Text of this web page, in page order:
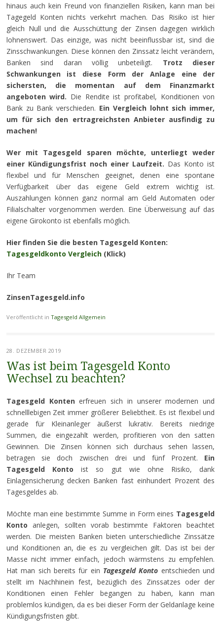
hinaus auch kein Freund von finanziellen Risiken, kann man bei
Tagegeld Konten nichts verkehrt machen. Das Risiko ist hier
gleich Null und die Ausschüttung der Zinsen dagegen wirklich
lohnenswert. Das einzige, was nicht beeinflussbar ist, sind die
Zinsschwankungen. Diese können den Zinssatz leicht verändern,
Banken sind daran völlig unbeteiligt. Trotz dieser
Schwankungen ist diese Form der Anlage eine der
sichersten, die momentan auf dem Finanzmarkt
angeboten wird. Die Rendite ist profitabel, Konditionen von
Bank zu Bank verschieden. Ein Vergleich lohnt sich immer,
um für sich den ertragreichsten Anbieter ausfindig zu
machen!
Wer mit Tagesgeld sparen möchte, unterliegt weder
einer Kündigungsfrist noch einer Laufzeit. Das Konto ist
flexibel und für Menschen geeignet, denen eine spontane
Verfügbarkeit über das eigene Geld extrem wichtig ist.
Auszahlungen können ganz normal am Geld Automaten oder
Filialschalter vorgenommen werden. Eine Überweisung auf das
eigene Girokonto ist ebenfalls möglich.
Hier finden Sie die besten Tagesgeld Konten:
Tagesgeldkonto Vergleich(Klick)
Ihr Team
ZinsenTagesgeld.info
Veröffentlicht in Tagesgeld Allgemein
28. DEZEMBER 2019
Was ist beim Tagesgeld Konto
Wechsel zu beachten?
Tagesgeld Kontenerfreuen sich in unserer modernen und
schnelllebigen Zeit immer größerer Beliebtheit. Es ist flexibel und
gerade für Kleinanleger äußerst lukrativ. Bereits niedrige
Summen, die eingezahlt werden, profitieren von den satten
Gewinnen. Die Zinsen können sich durchaus sehen lassen,
betragen sie doch zwischen drei und fünf Prozent. Ein
Tagesgeld Konto ist so gut wie ohne Risiko, dank
Einlagensicherung decken Banken fast einhundert Prozent des
Tagesgeldes ab.
Möchte man eine bestimmte Summe in Form eines Tagesgeld
Konto anlegen, sollten vorab bestimmte Faktoren beachtet
werden. Die meisten Banken bieten unterschiedliche Zinssätze
und Konditionen an, die es zu vergleichen gilt. Das ist bei der
Masse nicht immer einfach, jedoch wärmstens zu empfehlen.
Hat man sich bereits für ein Tagesgeld Konto entschieden und
stellt im Nachhinein fest, bezüglich des Zinssatzes oder der
Konditionen einen Fehler begangen zu haben, kann man
problemlos kündigen, da es bei dieser Form der Geldanlage keine
Kündigungsfristen gibt.